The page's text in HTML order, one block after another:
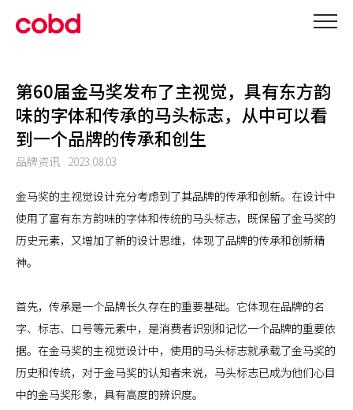
第60届金马奖发布了主视觉，具有东方韵
味的字体和传承的马头标志，从中可以看
到一个品牌的传承和创生
品牌资讯 2023.08.03
金马奖的主视觉设计充分考虑到了其品牌的传承和创新。在设计中
使用了富有东方韵味的字体和传统的马头标志，既保留了金马奖的
历史元素，又增加了新的设计思维，体现了品牌的传承和创新精
神。
首先，传承是一个品牌长久存在的重要基础。它体现在品牌的名
字、标志、口号等元素中，是消费者识别和记忆一个品牌的重要依
据。在金马奖的主视觉设计中，使用的马头标志就承载了金马奖的
历史和传统，对于金马奖的认知者来说，马头标志已成为他们心目
中的金马奖形象，具有高度的辨识度。